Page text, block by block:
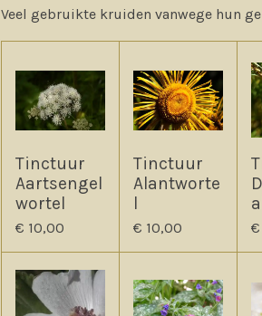
Veel gebruikte kruiden vanwege hun
Tinctuur
Aartsengel
wortel
€ 10,00
Tinctuur
Alantworte
l
€ 10,00 €